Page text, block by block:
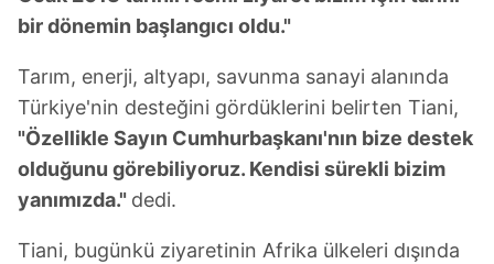
bir dönemin başlangıcı oldu."
Tarım, enerji, altyapı, savunma sanayi alanında
Türkiye'nin desteğini gördüklerini belirten Tiani,
"Özellikle Sayın Cumhurbaşkanı'nın bize destek
olduğunu görebiliyoruz. Kendisi sürekli bizim
yanımızda." dedi.
Tiani, bugünkü ziyaretinin Afrika ülkeleri dışında